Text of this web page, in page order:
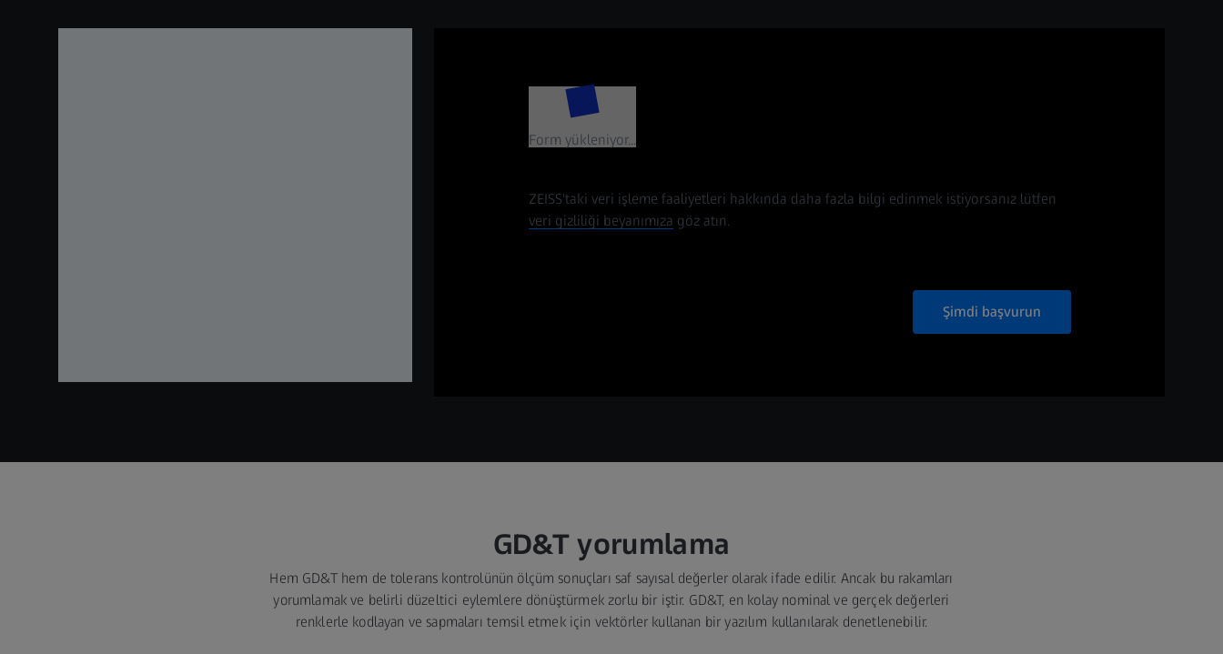
Form yükleniyor...
ZEISS'taki veri işleme faaliyetleri hakkında daha fazla bilgi edinmek istiyorsanız lütfen
veri gizliliği beyanımıza göz atın.
Şimdi başvurun
GD&T yorumlama
Hem GD&T hem de tolerans kontrolünün ölçüm sonuçları saf sayısal değerler olarak ifade edilir. Ancak bu rakamları
yorumlamak ve belirli düzeltici eylemlere dönüştürmek zorlu bir iştir. GD&T, en kolay nominal ve gerçek değerleri
renklerle kodlayan ve sapmaları temsil etmek için vektörler kullanan bir yazılım kullanılarak denetlenebilir.